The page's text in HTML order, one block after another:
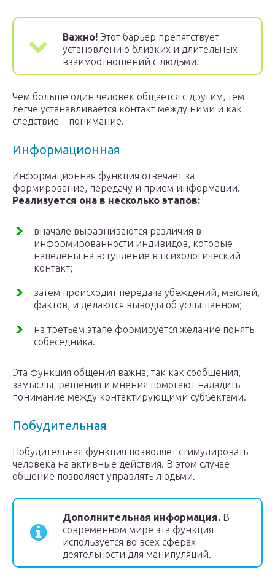
Важно! Этот барьер препятствует
установлению близких и длительных
взаимоотношений с людьми.
Чем больше один человек общается с другим, тем
легче устанавливается контакт между ними и как
следствие – понимание.
Информационная
Информационная функция отвечает за
формирование, передачу и прием информации.
Реализуется она в несколько этапов:
вначале выравниваются различия в
информированности индивидов, которые
нацелены на вступление в психологический
контакт;
затем происходит передача убеждений, мыслей,
фактов, и делаются выводы об услышанном;
на третьем этапе формируется желание понять
собеседника.
Эта функция общения важна, так как сообщения,
замыслы, решения и мнения помогают наладить
понимание между контактирующими субъектами.
Побудительная
Побудительная функция позволяет стимулировать
человека на активные действия. В этом случае
общение позволяет управлять людьми.
Дополнительная информация. В
современном мире эта функция
используется во всех сферах
деятельности для манипуляций.